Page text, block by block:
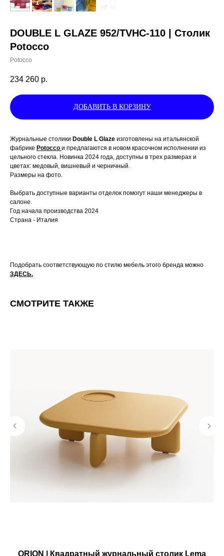
DOUBLE L GLAZE 952/TVHC-110 | Столик
Potocco
Potocco
234 260 р.
ДОБАВИТЬ В КОРЗИНУ
Журнальные столики Double L Glaze изготовлены на итальянской
фабрике Potocco и предлагаются в новом красочном исполнении из
цельного стекла. Новинка 2024 года, доступны в трех размерах и
цветах: медовый, вишневый и черничный.
Размеры на фото.
Выбрать доступные варианты отделок помогут наши менеджеры в
салоне.
Год начала производства 2024
Страна - Италия
Подобрать соответствующую по стилю мебель этого бренда можно
ЗДЕСЬ.
СМОТРИТЕ ТАКЖЕ
ORION | Квадратный журнальный столик Lema